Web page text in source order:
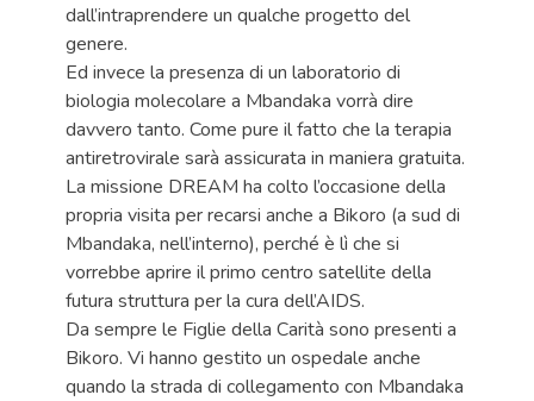
dall’intraprendere un qualche progetto del
genere.
Ed invece la presenza di un laboratorio di
biologia molecolare a Mbandaka vorrà dire
davvero tanto. Come pure il fatto che la terapia
antiretrovirale sarà assicurata in maniera gratuita.
La missione DREAM ha colto l’occasione della
propria visita per recarsi anche a Bikoro (a sud di
Mbandaka, nell’interno), perché è lì che si
vorrebbe aprire il primo centro satellite della
futura struttura per la cura dell’AIDS.
Da sempre le Figlie della Carità sono presenti a
Bikoro. Vi hanno gestito un ospedale anche
quando la strada di collegamento con Mbandaka